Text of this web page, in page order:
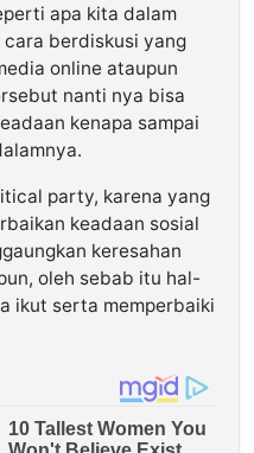
apa kita dalam
berdiskusi yang
online ataupun
nanti nya bisa
kenapa sampai
party, karena yang
keadaan sosial
keresahan
oleh sebab itu hal-
ikut serta memperbaiki